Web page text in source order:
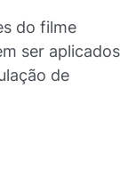
do filme
ser aplicados
de